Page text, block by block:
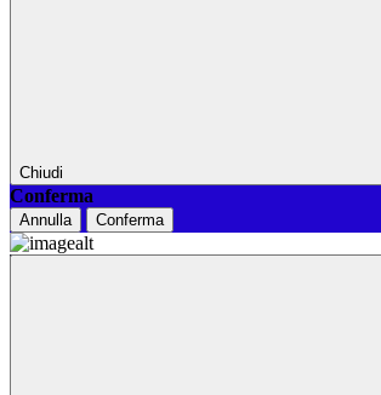
Chiudi
Conferma
Annulla Conferma